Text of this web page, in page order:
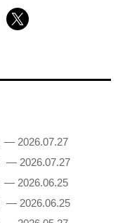
— 2026.07.27
— 2026.07.27
— 2026.06.25
— 2026.06.25